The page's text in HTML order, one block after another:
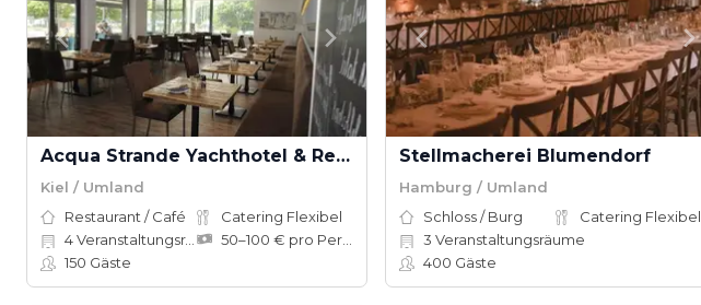
Acqua Strande Yachthotel & Restaurant
Kiel / Umland
Restaurant / Café
Catering Flexibel
4Veranstaltungsräume
150 Gäste
Stellmacherei Blumendorf
Hamburg / Umland
Schloss / Burg
Catering Flexibel
3 Veranstaltungsräume
400 Gäste